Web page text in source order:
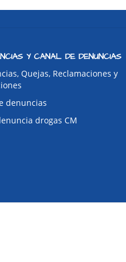
Y CANAL DE DENUNCIAS
Quejas, Reclamaciones y
denuncias
drogas CM